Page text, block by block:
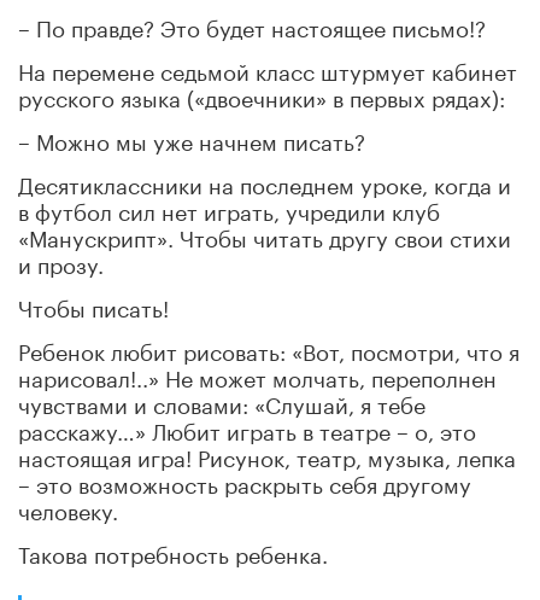
– По правде? Это будет настоящее письмо!?
На перемене седьмой класс штурмует кабинет
русского языка («двоечники» в первых рядах):
– Можно мы уже начнем писать?
Десятиклассники на последнем уроке, когда и
в футбол сил нет играть, учредили клуб
«Манускрипт». Чтобы читать другу свои стихи
и прозу.
Чтобы писать!
Ребенок любит рисовать: «Вот, посмотри, что я
нарисовал!..» Не может молчать, переполнен
чувствами и словами: «Слушай, я тебе
расскажу…» Любит играть в театре – о, это
настоящая игра! Рисунок, театр, музыка, лепка
– это возможность раскрыть себя другому
человеку.
Такова потребность ребенка.